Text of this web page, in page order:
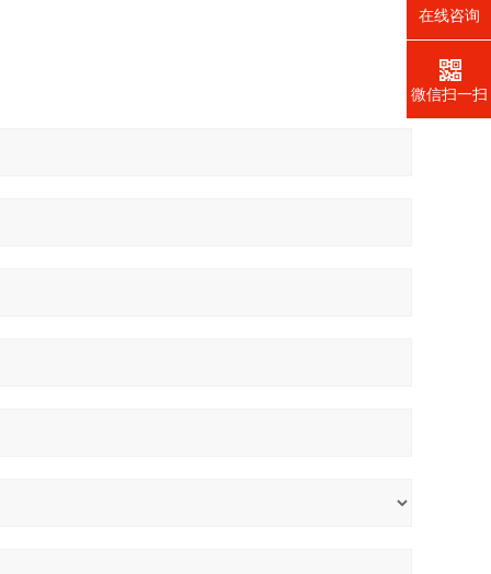
在线咨询
微信扫一扫